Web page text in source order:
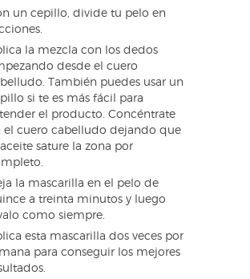
un cepillo, divide tu pelo en
la mezcla con los dedos
desde el cuero
También puedes usar un
si te es más fácil para
el producto. Concéntrate
el cuero cabelludo dejando que
sature la zona por
la mascarilla en el pelo de
a treinta minutos y luego
como siempre.
esta mascarilla dos veces por
para conseguir los mejores